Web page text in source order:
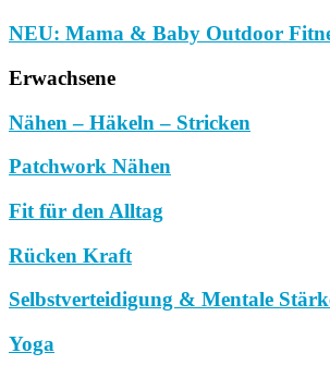
NEU: Mama & Baby Outdoor
Erwachsene
Nähen – Häkeln – Stricken
Patchwork Nähen
Fit für den Alltag
Rücken Kraft
Selbstverteidigung & Mentale
Yoga